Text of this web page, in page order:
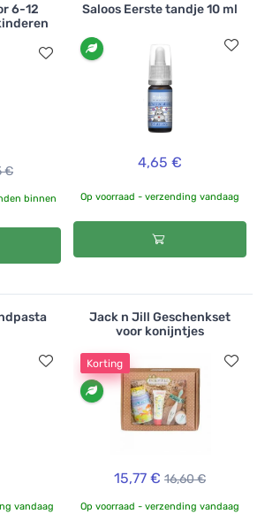
maken om hun tanden te
daarna het tandvlees en de tandjes
de vochtige doekjes voor de
6-12
€
binnen
Saloos Eerste tandje 10 ml
4,65 €
Op voorraad - verzending vandaag
vandaag
Jack n Jill Geschenkset
voor konijntjes
Korting
15,77 € 16,60 €
Op voorraad - verzending vandaag